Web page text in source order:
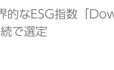
界的なESG指数「
で選定